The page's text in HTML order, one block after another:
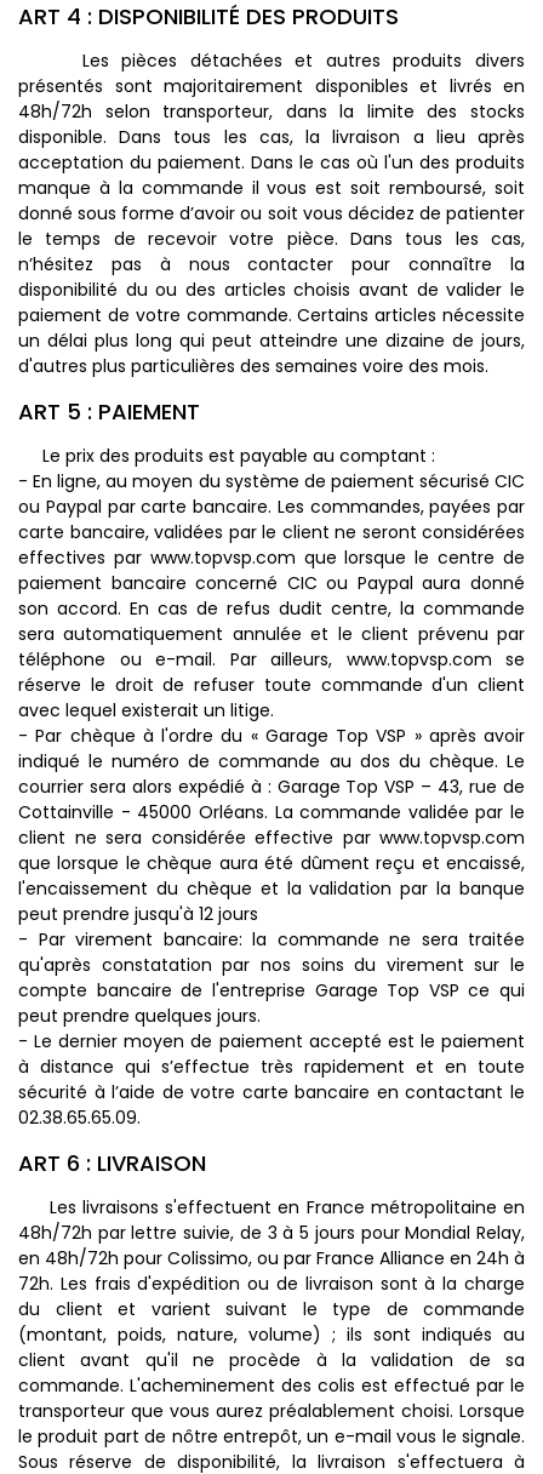
ART 4 : DISPONIBILITÉ DES PRODUITS
Les pièces détachées et autres produits divers
présentés sont majoritairement disponibles et livrés en
48h/72h selon transporteur, dans la limite des stocks
disponible. Dans tous les cas, la livraison a lieu après
acceptation du paiement. Dans le cas où l'un des produits
manque à la commande il vous est soit remboursé, soit
donné sous forme d’avoir ou soit vous décidez de patienter
le temps de recevoir votre pièce. Dans tous les cas,
n’hésitez pas à nous contacter pour connaître la
disponibilité du ou des articles choisis avant de valider le
paiement de votre commande. Certains articles nécessite
un délai plus long qui peut atteindre une dizaine de jours,
d'autres plus particulières des semaines voire des mois.
ART 5 : PAIEMENT
Le prix des produits est payable au comptant :
- En ligne, au moyen du système de paiement sécurisé CIC
ou Paypal par carte bancaire. Les commandes, payées par
carte bancaire, validées par le client ne seront considérées
effectives par www.topvsp.com que lorsque le centre de
paiement bancaire concerné CIC ou Paypal aura donné
son accord. En cas de refus dudit centre, la commande
sera automatiquement annulée et le client prévenu par
téléphone ou e-mail. Par ailleurs, www.topvsp.com se
réserve le droit de refuser toute commande d'un client
avec lequel existerait un litige.
- Par chèque à l'ordre du « Garage Top VSP » après avoir
indiqué le numéro de commande au dos du chèque. Le
courrier sera alors expédié à : Garage Top VSP – 43, rue de
Cottainville - 45000 Orléans. La commande validée par le
client ne sera considérée effective par www.topvsp.com
que lorsque le chèque aura été dûment reçu et encaissé,
l'encaissement du chèque et la validation par la banque
peut prendre jusqu'à 12 jours
- Par virement bancaire: la commande ne sera traitée
qu'après constatation par nos soins du virement sur le
compte bancaire de l'entreprise Garage Top VSP ce qui
peut prendre quelques jours.
- Le dernier moyen de paiement accepté est le paiement
à distance qui s’effectue très rapidement et en toute
sécurité à l’aide de votre carte bancaire en contactant le
02.38.65.65.09.
ART 6 : LIVRAISON
Les livraisons s'effectuent en France métropolitaine en
48h/72h par lettre suivie, de 3 à 5 jours pour Mondial Relay,
en 48h/72h pour Colissimo, ou par France Alliance en 24h à
72h. Les frais d'expédition ou de livraison sont à la charge
du client et varient suivant le type de commande
(montant, poids, nature, volume) ; ils sont indiqués au
client avant qu'il ne procède à la validation de sa
commande. L'acheminement des colis est effectué par le
transporteur que vous aurez préalablement choisi. Lorsque
le produit part de nôtre entrepôt, un e-mail vous le signale.
Sous réserve de disponibilité, la livraison s'effectuera à